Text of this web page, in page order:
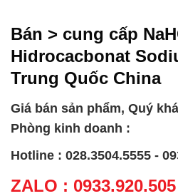
Bán > cung cấp
Hidrocacbonat
Trung Quốc China
Giá bán sản phẩm, Quý
Phòng kinh doanh :
Hotline : 028.3504.5555 -
ZALO : 0933.920.505